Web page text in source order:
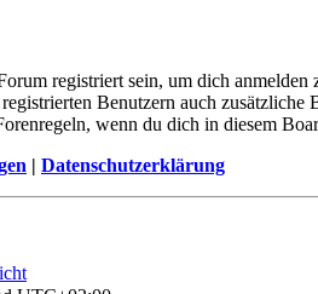
registriert sein, um dich
Benutzern auch zusätzliche
wenn du dich in diesem
| Datenschutzerklärung